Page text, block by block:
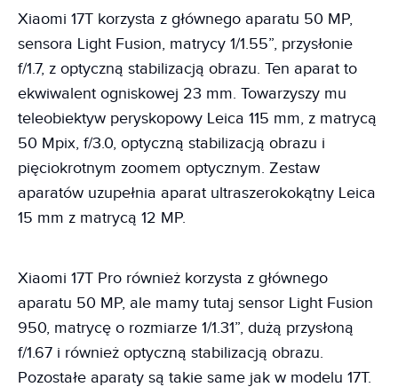
Xiaomi 17T korzysta z głównego aparatu 50 MP,
sensora Light Fusion, matrycy 1/1.55”, przysłonie
f/1.7, z optyczną stabilizacją obrazu. Ten aparat to
ekwiwalent ogniskowej 23 mm. Towarzyszy mu
teleobiektyw peryskopowy Leica 115 mm, z matrycą
50 Mpix, f/3.0, optyczną stabilizacją obrazu i
pięciokrotnym zoomem optycznym. Zestaw
aparatów uzupełnia aparat ultraszerokokątny Leica
15 mm z matrycą 12 MP.
Xiaomi 17T Pro również korzysta z głównego
aparatu 50 MP, ale mamy tutaj sensor Light Fusion
950, matrycę o rozmiarze 1/1.31”, dużą przysłoną
f/1.67 i również optyczną stabilizacją obrazu.
Pozostałe aparaty są takie same jak w modelu 17T.